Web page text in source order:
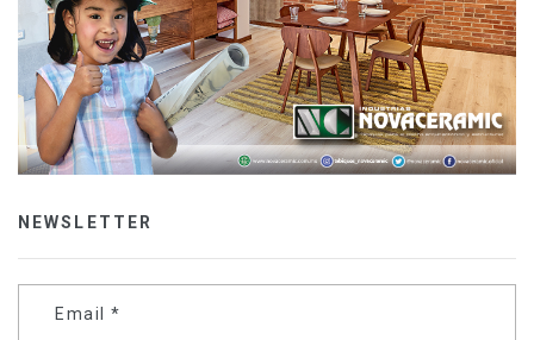
NEWSLETTER
Email *